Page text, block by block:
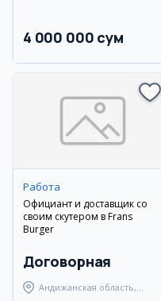
4 000 000 сум
Работа
Официант и доставщик со
своим скутером в Frans
Burger
Договорная
Андижанская область,